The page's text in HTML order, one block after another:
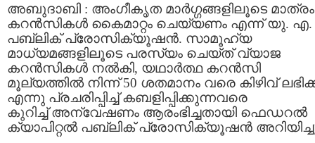
അബുദാബി : അംഗീകൃത മാർഗ്ഗങ്ങളിലൂടെ മാത്രം
കറൻസികൾ കൈമാറ്റം ചെയ്യണം എന്ന് യു. എ.
പബ്ലിക് പ്രോസിക്യൂഷൻ. സാമൂഹ്യ
മാധ്യമങ്ങളിലൂടെ പരസ്യം ചെയ്ത് വ്യാജ
കറൻസികൾ നൽകി, യഥാർത്ഥ കറൻസി
മൂല്യത്തിൽ നിന്ന് 50 ശതമാനം വരെ കിഴിവ്
എന്നു പ്രചരിപ്പിച്ച് കബളിപ്പിക്കുന്നവരെ
കുറിച്ച് അന്വേഷണം ആരംഭിച്ചതായി ഫെഡറൽ
ക്യാപിറ്റൽ പബ്ലിക് പ്രോസിക്യൂഷൻ